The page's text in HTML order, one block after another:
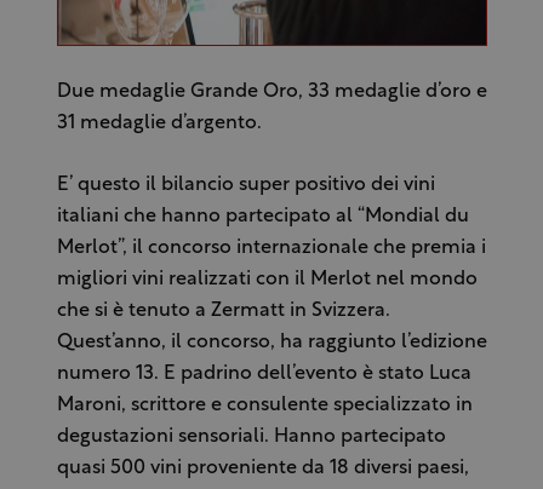
Due medaglie Grande Oro, 33 medaglie d’oro e
31 medaglie d’argento.
E’ questo il bilancio super positivo dei vini
italiani che hanno partecipato al “Mondial du
Merlot”, il concorso internazionale che premia i
migliori vini realizzati con il Merlot nel mondo
che si è tenuto a Zermatt in Svizzera.
Quest’anno, il concorso, ha raggiunto l’edizione
numero 13. E padrino dell’evento è stato Luca
Maroni, scrittore e consulente specializzato in
degustazioni sensoriali. Hanno partecipato
quasi 500 vini proveniente da 18 diversi paesi,